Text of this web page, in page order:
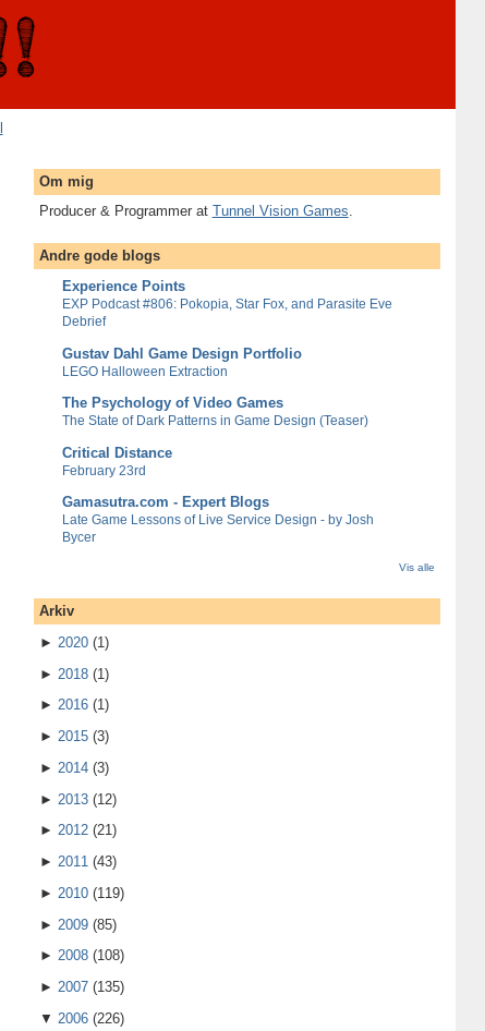
Om mig
Producer & Programmer at Tunnel Vision Games
Andre gode blogs
Experience Points
EXP Podcast #806: Pokopia, Star Fox, and Parasite Eve
Debrief
Gustav Dahl Game Design Portfolio
LEGO Halloween Extraction
The Psychology of Video Games
The State of Dark Patterns in Game Design (Teaser)
Critical Distance
February 23rd
Gamasutra.com - Expert Blogs
Late Game Lessons of Live Service Design - by Josh
Bycer
Vis alle
Arkiv
► 2020 (1)
► 2018 (1)
► 2016 (1)
► 2015 (3)
► 2014 (3)
► 2013 (12)
► 2012 (21)
► 2011 (43)
► 2010 (119)
► 2009 (85)
► 2008 (108)
► 2007 (135)
▼ 2006 (226)